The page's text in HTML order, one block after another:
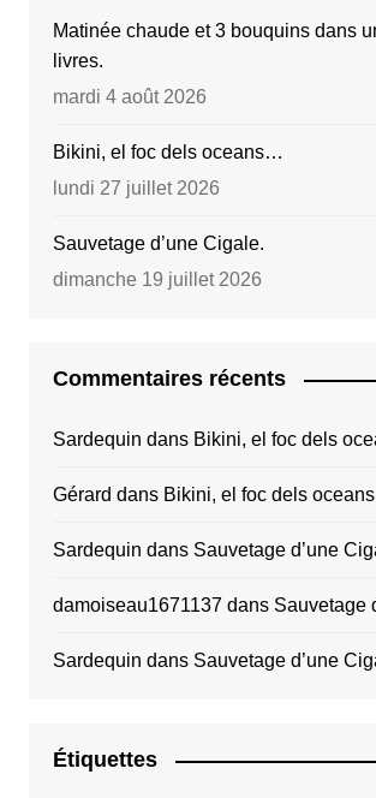
Matinée chaude et 3 bouquins dans
livres.
mardi 4 août 2026
Bikini, el foc dels oceans…
lundi 27 juillet 2026
Sauvetage d’une Cigale.
dimanche 19 juillet 2026
Commentaires récents
Sardequin dans Bikini, el foc dels
Gérard dans Bikini, el foc dels
Sardequin dans Sauvetage d’une
damoiseau1671137dans Sauvetage
Sardequin dans Sauvetage d’une
Étiquettes